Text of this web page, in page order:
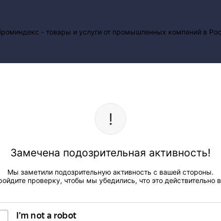
Замечена подозрительная активность!
Мы заметили подозрительную активность с вашей стороны.
проверку, чтобы мы убедились, что это действительно